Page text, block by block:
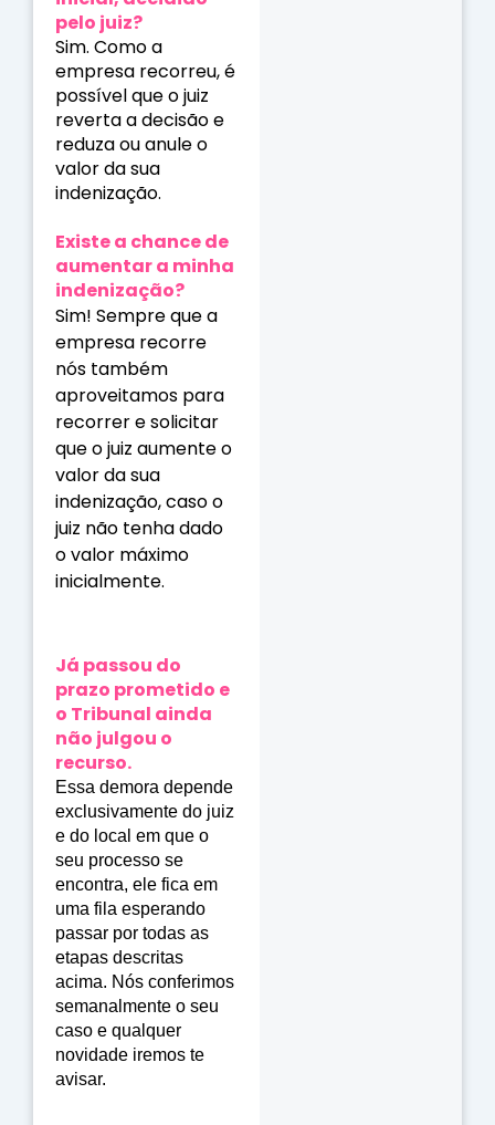
pelo juiz?
Sim. Como a
empresa recorreu, é
possível que o juiz
reverta a decisão e
reduza ou anule o
valor da sua
indenização.
Existe a chance de
aumentar a minha
indenização?
Sim! Sempre que a
empresa recorre
nós também
aproveitamos para
recorrer e solicitar
que o juiz aumente o
valor da sua
indenização, caso o
juiz não tenha dado
o valor máximo
inicialmente.
Já passou do
prazo prometido e
o Tribunal ainda
não julgou o
recurso.
Essa demora depende
exclusivamente do juiz
e do local em que o
seu processo se
encontra, ele fica em
uma fila esperando
passar por todas as
etapas descritas
acima. Nós conferimos
semanalmente o seu
caso e qualquer
novidade iremos te
avisar.